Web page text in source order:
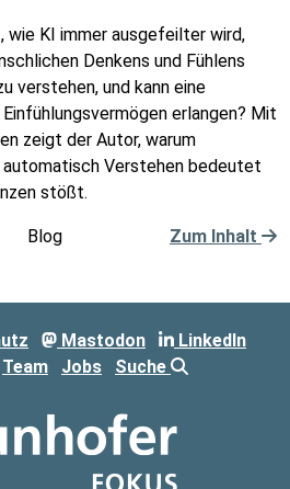
wie KI immer ausgefeilter wird,
Denkens und Fühlens
verstehen, und kann eine
erlangen? Mit
zeigt der Autor, warum
Verstehen bedeutet
stößt.
Blog Zum Inhalt
Mastodon
LinkedIn
Team Jobs Suche